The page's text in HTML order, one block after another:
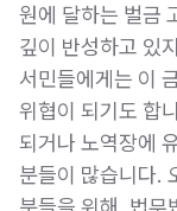
원에 달하는 벌금
깊이 반성하고 있
서민들에게는 이
위협이 되기도 합
되거나 노역장에
분들이 많습니다.